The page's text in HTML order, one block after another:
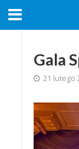
Gala
21 lutego